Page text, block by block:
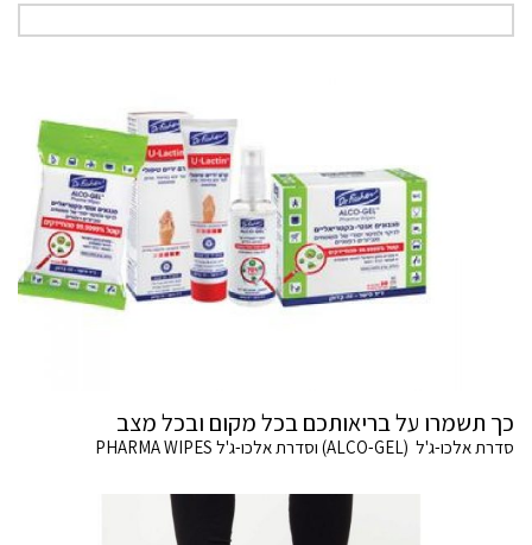
כך תשמרו על בריאותכם בכל מקום ובכל מצב
סדרת אלכו-ג'ל (ALCO-GEL) וסדרת אלכו-ג'ל PHARMA WIPES